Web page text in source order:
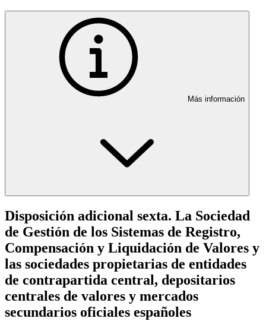
Más información
Disposición adicional sexta. La Sociedad
de Gestión de los Sistemas de Registro,
Compensación y Liquidación de Valores y
las sociedades propietarias de entidades
de contrapartida central, depositarios
centrales de valores y mercados
secundarios oficiales españoles